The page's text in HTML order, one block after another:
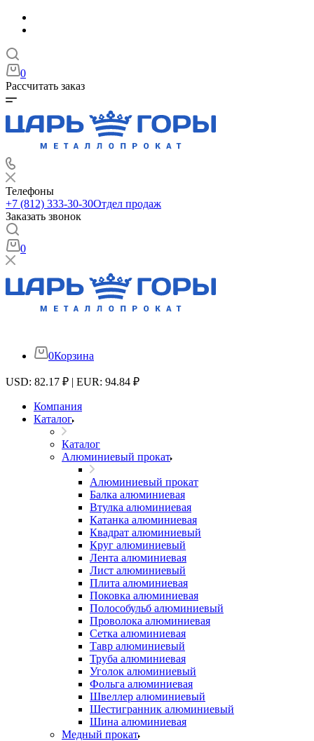
0
Рассчитать заказ
Телефоны
+7 (812) 333-30-30Отдел продаж
Заказать звонок
0
0Корзина
USD: 82.17 ₽ | EUR: 94.84 ₽
Компания
Каталог
Каталог
Алюминиевый прокат
Алюминиевый прокат
Балка алюминиевая
Втулка алюминиевая
Катанка алюминиевая
Квадрат алюминиевый
Круг алюминиевый
Лента алюминиевая
Лист алюминиевый
Плита алюминиевая
Поковка алюминиевая
Полособульб алюминиевый
Проволока алюминиевая
Сетка алюминиевая
Тавр алюминиевый
Труба алюминиевая
Уголок алюминиевый
Фольга алюминиевая
Швеллер алюминиевый
Шестигранник алюминиевый
Шина алюминиевая
Медный прокат